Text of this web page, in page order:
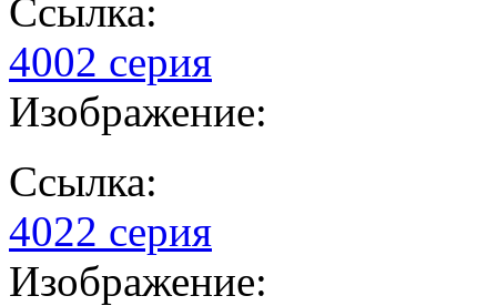
Ссылка:
4002 серия
Изображение:
Ссылка:
4022 серия
Изображение: